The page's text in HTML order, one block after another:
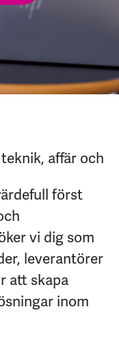
affär och
först
vi dig som
leverantörer
att skapa
inom